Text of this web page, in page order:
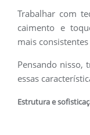
Trabalhar com
caimento e
mais
Pensando nisso,
essas
Estrutura e